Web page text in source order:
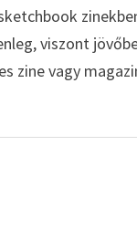
viszont
zine vagy